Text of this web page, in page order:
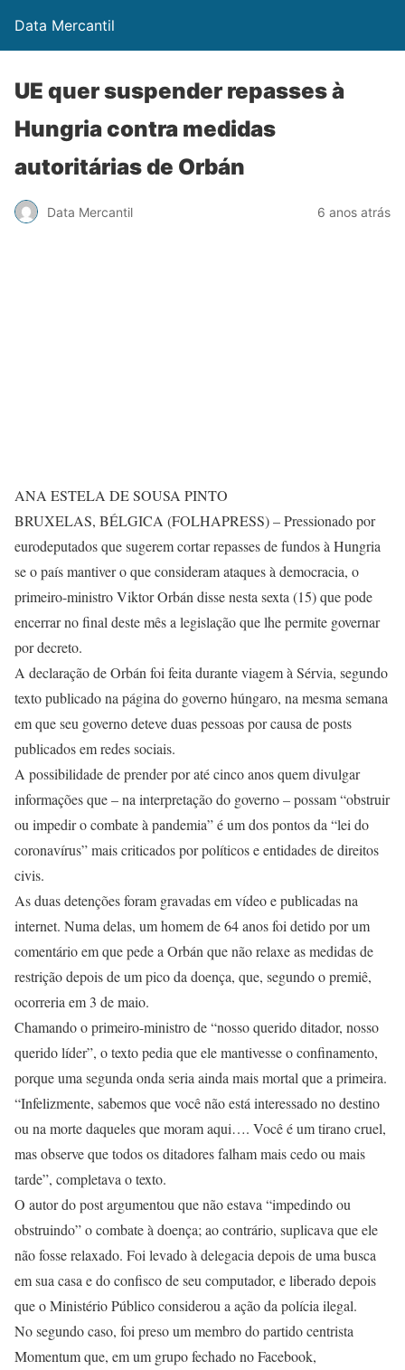
Data Mercantil
UE quer suspender repasses à
Hungria contra medidas
autoritárias de Orbán
Data Mercantil 6 anos atrás
ANA ESTELA DE SOUSA PINTO
BRUXELAS, BÉLGICA (FOLHAPRESS) – Pressionado por
eurodeputados que sugerem cortar repasses de fundos à Hungria
se o país mantiver o que consideram ataques à democracia, o
primeiro-ministro Viktor Orbán disse nesta sexta (15) que pode
encerrar no final deste mês a legislação que lhe permite governar
por decreto.
A declaração de Orbán foi feita durante viagem à Sérvia, segundo
texto publicado na página do governo húngaro, na mesma semana
em que seu governo deteve duas pessoas por causa de posts
publicados em redes sociais.
A possibilidade de prender por até cinco anos quem divulgar
informações que – na interpretação do governo – possam “obstruir
ou impedir o combate à pandemia” é um dos pontos da “lei do
coronavírus” mais criticados por políticos e entidades de direitos
civis.
As duas detenções foram gravadas em vídeo e publicadas na
internet. Numa delas, um homem de 64 anos foi detido por um
comentário em que pede a Orbán que não relaxe as medidas de
restrição depois de um pico da doença, que, segundo o premiê,
ocorreria em 3 de maio.
Chamando o primeiro-ministro de “nosso querido ditador, nosso
querido líder”, o texto pedia que ele mantivesse o confinamento,
porque uma segunda onda seria ainda mais mortal que a primeira.
“Infelizmente, sabemos que você não está interessado no destino
ou na morte daqueles que moram aqui…. Você é um tirano cruel,
mas observe que todos os ditadores falham mais cedo ou mais
tarde”, completava o texto.
O autor do post argumentou que não estava “impedindo ou
obstruindo” o combate à doença; ao contrário, suplicava que ele
não fosse relaxado. Foi levado à delegacia depois de uma busca
em sua casa e do confisco de seu computador, e liberado depois
que o Ministério Público considerou a ação da polícia ilegal.
No segundo caso, foi preso um membro do partido centrista
Momentum que, em um grupo fechado no Facebook,